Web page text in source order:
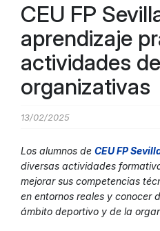
CEU FP
aprendizaje
actividades
organizativas
13/02/2025
Los alumnos de CEU FP Sevill
diversas actividades
mejorar sus competencias
en entornos reales y conocer
ámbito deportivo y de la